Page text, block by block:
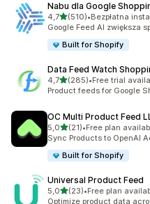
Nabu dla Google
4,7na 5 gwiazdek
(510)
Łączna liczba recenzji: 510
•Bezpłatna
Google Feed AI zwiększa
Built for Shopify
Data Feed Watch
4,7na 5 gwiazdek
(285)
Łączna liczba recenzji: 285
•Free trial
Product feeds for Google
OC Multi Product Feed
5,0na 5 gwiazdek
(21)
Łączna liczba recenzji: 21
•Free plan
Sync Products to OpenAI
Built for Shopify
Universal Product Feed
5,0na 5 gwiazdek
(23)
Łączna liczba recenzji: 23
•Free plan
Optimize product data